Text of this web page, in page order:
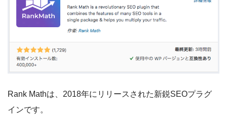
Rank Mathは、2018年にリリースされた新鋭SEOプラグ
インです。